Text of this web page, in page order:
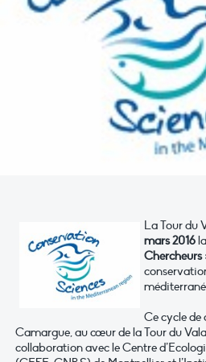
La Tour du
mars 2016la
Chercheurs
Ce cycle de
Camargue, au cœur de la Tour du
collaboration avec le Centre